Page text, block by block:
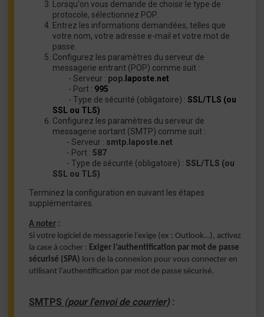
Lorsqu'on vous demande de choisir le type de
protocole, sélectionnez POP.
Entrez les informations demandées, telles que
votre nom, votre adresse e-mail et votre mot de
passe.
Configurez les paramètres du serveur de
messagerie entrant (POP) comme suit :
- Serveur : pop.laposte.net
- Port : 995
- Type de sécurité (obligatoire) : SSL/TLS (ou
SSL ou TLS)
Configurez les paramètres du serveur de
messagerie sortant (SMTP) comme suit :
- Serveur : smtp.laposte.net
- Port : 587
- Type de sécurité (obligatoire) : SSL/TLS (ou
SSL ou TLS)
Terminez la configuration en suivant les étapes
supplémentaires.
A noter :
Si votre logiciel de messagerie l’exige (ex : Outlook…), activez
la case à cocher : Exiger l’authentification par mot de passe
sécurisé (SPA) lors de la connexion pour vous connecter en
utilisant l’authentification par mot de passe sécurisé.
SMTPS (pour l'envoi de courrier) :